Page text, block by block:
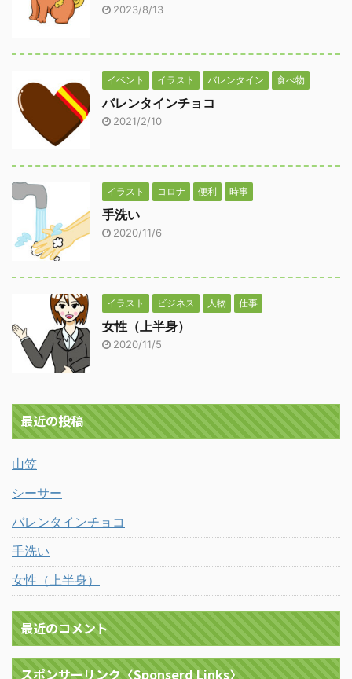
2023/8/13
イベント イラスト バレンタイン 食べ物
バレンタインチョコ
2021/2/10
イラスト コロナ 便利 時事
手洗い
2020/11/6
イラスト ビジネス 人物 仕事
女性（上半身）
2020/11/5
最近の投稿
山笠
シーサー
バレンタインチョコ
手洗い
女性（上半身）
最近のコメント
スポンサーリンク〈Sponserd Links〉